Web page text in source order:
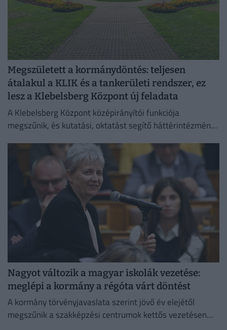
Megszületett a kormánydöntés: teljesen
átalakul a KLIK és a tankerületi rendszer, ez
lesz a Klebelsberg Központ új feladata
A Klebelsberg Központ középirányítói funkciója
megszűnik, és kutatási, oktatást segítő háttérintézmény
Nagyot változik a magyar iskolák vezetése:
meglépi a kormány a régóta várt döntést
A kormány törvényjavaslata szerint jövő év elejétől
megszűnik a szakképzési centrumok kettős vezetésen